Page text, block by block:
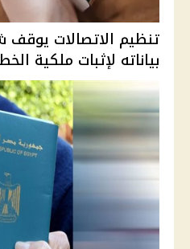
تنظيم الاتصالات يوقف
بياناته لإثبات ملكية